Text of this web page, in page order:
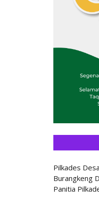
Pilkades
Burangkeng
Panitia